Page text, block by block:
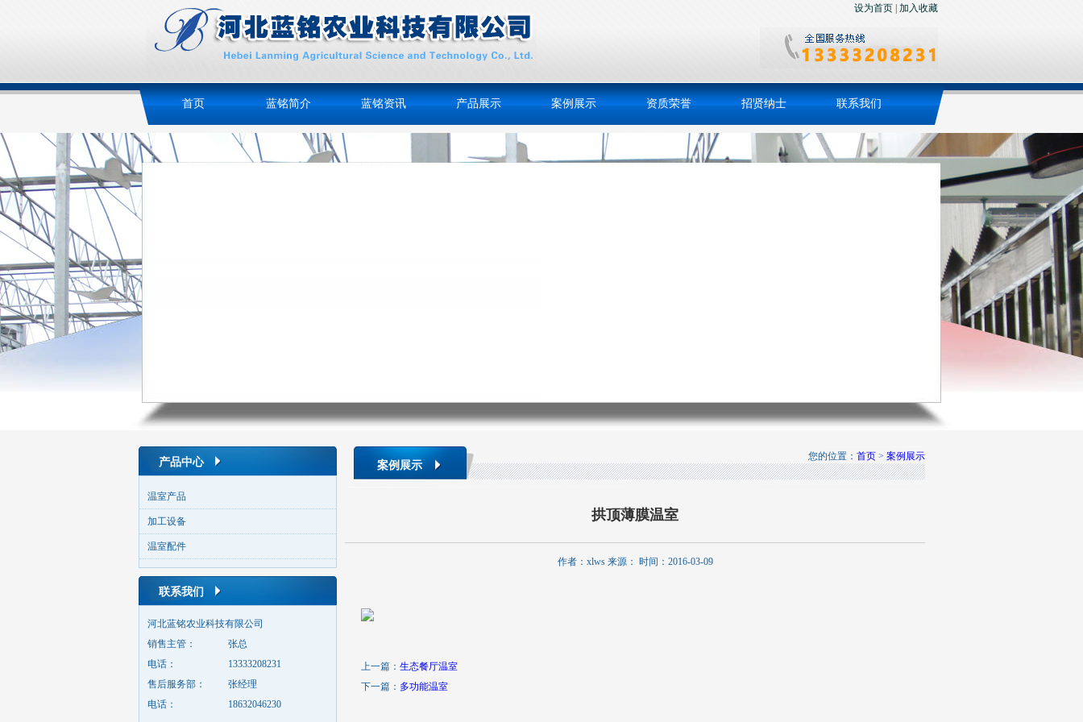
设为首页| 加入收藏
首页 蓝铭简介 蓝铭资讯 产品展示 案例展示 资质荣誉 招贤纳士 联系我们
产品中心
温室产品
加工设备
温室配件
联系我们
河北蓝铭农业科技有限公司
销售主管：
张总
电话：
13333208231
售后服务部：
张经理
电话：
18632046230
案例展示
您的位置： 首页 > 案例展示
拱顶薄膜温室
作者：xlws 来源： 时间：2016-03-09
上一篇： 生态餐厅温室
下一篇： 多功能温室